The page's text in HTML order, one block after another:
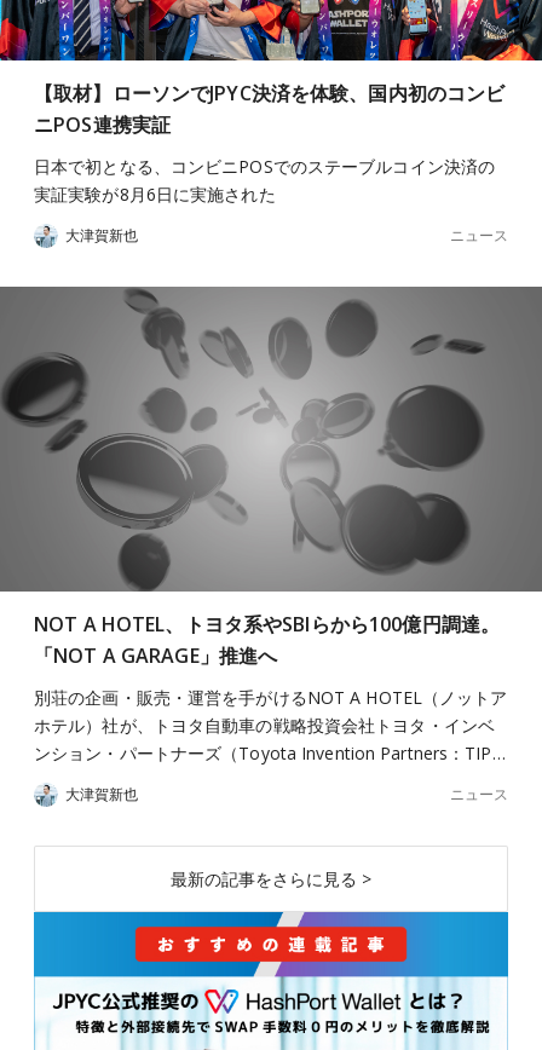
【取材】ローソンでJPYC決済を体験、国内初のコンビ
ニPOS連携実証
日本で初となる、コンビニPOSでのステーブルコイン決済の
実証実験が8月6日に実施された
大津賀新也 ニュース
NOT A HOTEL、トヨタ系やSBIらから100億円調達。
「NOT A GARAGE」推進へ
別荘の企画・販売・運営を手がけるNOT A HOTEL（ノットア
ホテル）社が、トヨタ自動車の戦略投資会社トヨタ・インベ
ンション・パートナーズ（Toyota Invention Partners：TIP…
大津賀新也 ニュース
最新の記事をさらに見る >